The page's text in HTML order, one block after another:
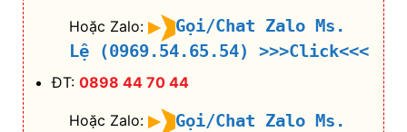
Hoặc Zalo:
Gọi/Chat Zalo Ms.
Lệ (0969.54.65.54)
>>>Click<<<
ĐT: 0898 44 70 44
Hoặc Zalo:
Gọi/Chat Zalo Ms.